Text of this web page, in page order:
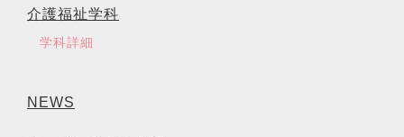
介護福祉学科
学科詳細
NEWS